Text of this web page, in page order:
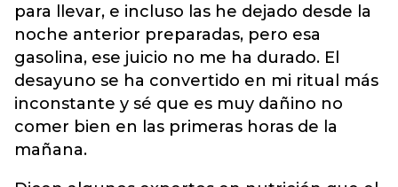
para llevar, e incluso las he dejado desde la
noche anterior preparadas, pero esa
gasolina, ese juicio no me ha durado. El
desayuno se ha convertido en mi ritual más
inconstante y sé que es muy dañino no
comer bien en las primeras horas de la
mañana.